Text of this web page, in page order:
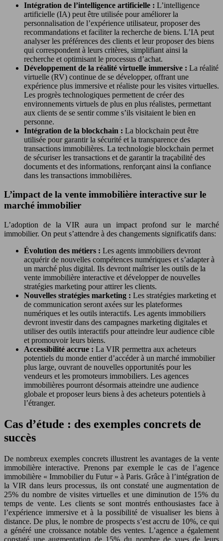
Intégration de l’intelligence artificielle : L’intelligence
artificielle (IA) peut être utilisée pour améliorer la
personnalisation de l’expérience utilisateur, proposer des
recommandations et faciliter la recherche de biens. L’IA peut
analyser les préférences des clients et leur proposer des biens
qui correspondent à leurs critères, simplifiant ainsi la
recherche et optimisant le processus d’achat.
Développement de la réalité virtuelle immersive : La réalité
virtuelle (RV) continue de se développer, offrant une
expérience plus immersive et réaliste pour les visites virtuelles.
Les progrès technologiques permettent de créer des
environnements virtuels de plus en plus réalistes, permettant
aux clients de se sentir comme s’ils visitaient le bien en
personne.
Intégration de la blockchain : La blockchain peut être
utilisée pour garantir la sécurité et la transparence des
transactions immobilières. La technologie blockchain permet
de sécuriser les transactions et de garantir la traçabilité des
documents et des informations, renforçant ainsi la confiance
dans les transactions immobilières.
L’impact de la vente immobilière interactive sur le
marché immobilier
L’adoption de la VIR aura un impact profond sur le marché
immobilier. On peut s’attendre à des changements significatifs dans:
Évolution des métiers : Les agents immobiliers devront
acquérir de nouvelles compétences numériques et s’adapter à
un marché plus digital. Ils devront maîtriser les outils de la
vente immobilière interactive et développer de nouvelles
stratégies marketing pour attirer les clients.
Nouvelles stratégies marketing : Les stratégies marketing et
de communication seront axées sur les plateformes
numériques et les outils interactifs. Les agents immobiliers
devront investir dans des campagnes marketing digitales et
utiliser des outils interactifs pour atteindre leur audience cible
et promouvoir leurs biens.
Accessibilité accrue : La VIR permettra aux acheteurs
potentiels du monde entier d’accéder à un marché immobilier
plus large, ouvrant de nouvelles opportunités pour les
vendeurs et les promoteurs immobiliers. Les agences
immobilières pourront désormais atteindre une audience
globale et proposer leurs biens à des acheteurs potentiels à
l’étranger.
Cas d’étude : des exemples concrets de
succès
De nombreux exemples concrets illustrent les avantages de la vente
immobilière interactive. Prenons par exemple le cas de l’agence
immobilière « Immobilier du Futur » à Paris. Grâce à l’intégration de
la VIR dans leurs processus, ils ont constaté une augmentation de
25% du nombre de visites virtuelles et une diminution de 15% du
temps de vente. Les clients se sont montrés enthousiastes face à
l’expérience immersive et à la possibilité de visualiser les biens à
distance. De plus, le nombre de prospects s’est accru de 10%, ce qui
a généré une croissance notable des ventes. L’agence a également
constaté une augmentation de 15% du nombre de vues de leurs